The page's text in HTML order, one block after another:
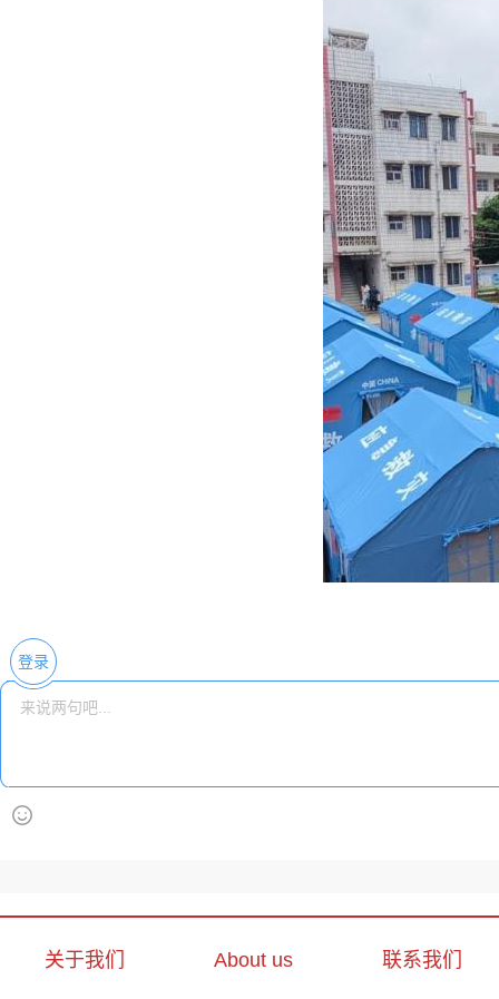
登录
关于我们 About us 联系我们